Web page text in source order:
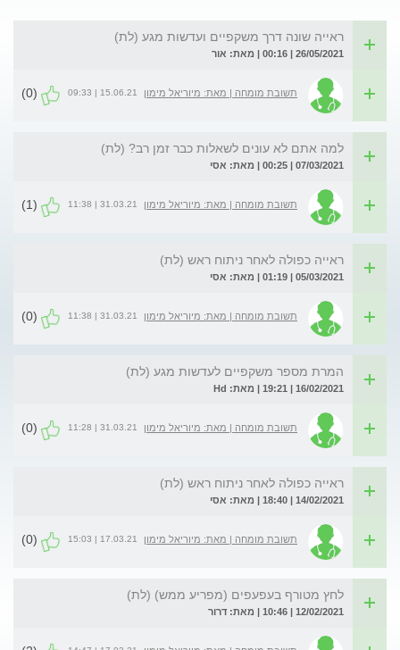
ראייה שונה דרך משקפיים ועדשות מגע (לת)
26/05/2021 | 00:16 | מאת: אור
תשובת מומחה | מאת: מיוריאל מימון 15.06.21 | 09:33
(0)
למה אתם לא עונים לשאלות כבר זמן רב? (לת)
07/03/2021 | 00:25 | מאת: אסי
תשובת מומחה | מאת: מיוריאל מימון 31.03.21 | 11:38
(1)
ראייה כפולה לאחר ניתוח ראש (לת)
05/03/2021 | 01:19 | מאת: אסי
תשובת מומחה | מאת: מיוריאל מימון 31.03.21 | 11:38
(0)
המרת מספר משקפיים לעדשות מגע (לת)
16/02/2021 | 19:21 | מאת: Hd
תשובת מומחה | מאת: מיוריאל מימון 31.03.21 | 11:28
(0)
ראייה כפולה לאחר ניתוח ראש (לת)
14/02/2021 | 18:40 | מאת: אסי
תשובת מומחה | מאת: מיוריאל מימון 17.03.21 | 15:03
(0)
לחץ מטורף בעפעפים (מפריע ממש) (לת)
12/02/2021 | 10:46 | מאת: דרור